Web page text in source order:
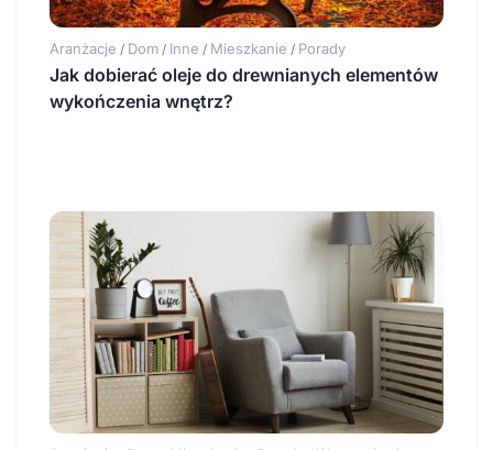
Aranżacje / Dom / Inne / Mieszkanie / Porady
Jak dobierać oleje do drewnianych elementów
wykończenia wnętrz?